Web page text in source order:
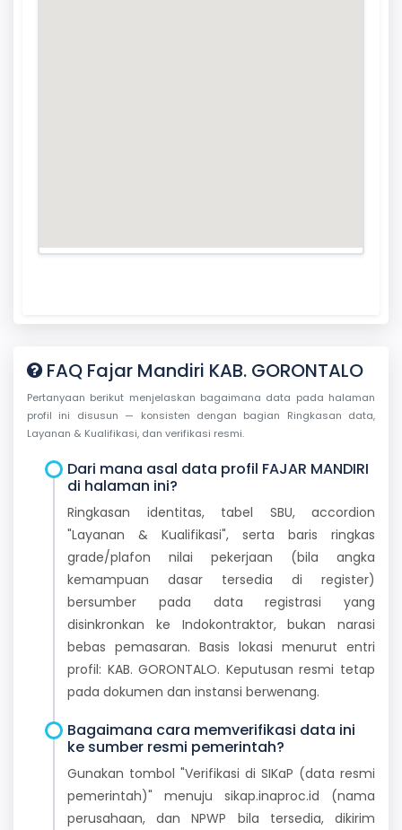
FAQ Fajar Mandiri KAB. GORONTALO
Pertanyaan berikut menjelaskan bagaimana data pada halaman
profil ini disusun — konsisten dengan bagian Ringkasan data,
Layanan & Kualifikasi, dan verifikasi resmi.
Dari mana asal data profil FAJAR MANDIRI
di halaman ini?
Ringkasan identitas, tabel SBU, accordion
"Layanan & Kualifikasi", serta baris ringkas
grade/plafon nilai pekerjaan (bila angka
kemampuan dasar tersedia di register)
bersumber pada data registrasi yang
disinkronkan ke Indokontraktor, bukan narasi
bebas pemasaran. Basis lokasi menurut entri
profil: KAB. GORONTALO. Keputusan resmi tetap
pada dokumen dan instansi berwenang.
Bagaimana cara memverifikasi data ini
ke sumber resmi pemerintah?
Gunakan tombol "Verifikasi di SIKaP (data resmi
pemerintah)" menuju sikap.inaproc.id (nama
perusahaan, dan NPWP bila tersedia, dikirim